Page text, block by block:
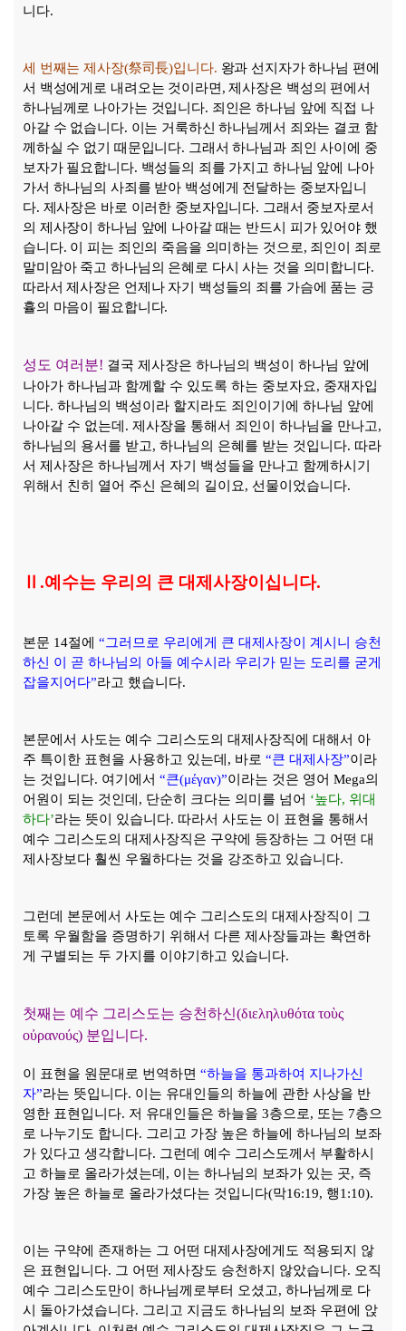
니다.
세 번째는 제사장(祭司長)입니다. 왕과 선지자가 하나님 편에
서 백성에게로 내려오는 것이라면 ,제사장은 백성의 편에서
하나님께로 나아가는 것입니다. 죄인은 하나님 앞에 직접 나
아갈 수 없습니다. 이는 거룩하신 하나님께서 죄와는 결코 함
께하실 수 없기 때문입니다. 그래서 하나님과 죄인 사이에 중
보자가 필요합니다. 백성들의 죄를 가지고 하나님 앞에 나아
가서 하나님의 사죄를 받아 백성에게 전달하는 중보자입니
다. 제사장은 바로 이러한 중보자입니다. 그래서 중보자로서
의 제사장이 하나님 앞에 나아갈 때는 반드시 피가 있어야 했
습니다. 이 피는 죄인의 죽음을 의미하는 것으로, 죄인이 죄로
말미암아 죽고 하나님의 은혜로 다시 사는 것을 의미합니다.
따라서 제사장은 언제나 자기 백성들의 죄를 가슴에 품는 긍
휼의 마음이 필요합니다.
성도 여러분! 결국 제사장은 하나님의 백성이 하나님 앞에
나아가 하나님과 함께할 수 있도록 하는 중보자요, 중재자입
니다. 하나님의 백성이라 할지라도 죄인이기에 하나님 앞에
나아갈 수 없는데 . 제사장을 통해서 죄인이 하나님을 만나고,
하나님의 용서를 받고, 하나님의 은혜를 받는 것입니다. 따라
서 제사장은 하나님께서 자기 백성들을 만나고 함께하시기
위해서 친히 열어 주신 은혜의 길이요, 선물이었습니다.
.예수는 우리의 큰 대제사장이십니다.
본문 14절에 “그러므로 우리에게 큰 대제사장이 계시니 승천
하신 이 곧 하나님의 아들 예수시라 우리가 믿는 도리를 굳게
잡을지어다”라고 했습니다.
본문에서 사도는 예수 그리스도의 대제사장직에 대해서 아
주 특이한 표현을 사용하고 있는데 , 바로 “큰 대제사장”이라
는 것입니다. 여기에서 “큰(μέγαν)”이라는 것은 영어 Mega의
어원이 되는 것인데 , 단순히 크다는 의미를 넘어 ‘높다, 위대
하다’라는 뜻이 있습니다. 따라서 사도는 이 표현을 통해서
예수 그리스도의 대제사장직은 구약에 등장하는 그 어떤 대
제사장보다 훨씬 우월하다는 것을 강조하고 있습니다.
그런데 본문에서 사도는 예수 그리스도의 대제사장직이 그
토록 우월함을 증명하기 위해서 다른 제사장들과는 확연하
게 구별되는 두 가지를 이야기하고 있습니다.
첫째는 예수 그리스도는 승천하신(διεληλυθότα τοὺς
οὐρανούς) 분입니다.
이 표현을 원문대로 번역하면 “하늘을 통과하여 지나가신
자”라는 뜻입니다. 이는 유대인들의 하늘에 관한 사상을 반
영한 표현입니다. 저 유대인들은 하늘을 3층으로, 또는 7층으
로 나누기도 합니다. 그리고 가장 높은 하늘에 하나님의 보좌
가 있다고 생각합니다. 그런데 예수 그리스도께서 부활하시
고 하늘로 올라가셨는데 , 이는 하나님의 보좌가 있는 곳, 즉
가장 높은 하늘로 올라가셨다는 것입니다(막16:19, 행1:10).
이는 구약에 존재하는 그 어떤 대제사장에게도 적용되지 않
은 표현입니다. 그 어떤 제사장도 승천하지 않았습니다. 오직
예수 그리스도만이 하나님께로부터 오셨고, 하나님께로 다
시 돌아가셨습니다. 그리고 지금도 하나님의 보좌 우편에 앉